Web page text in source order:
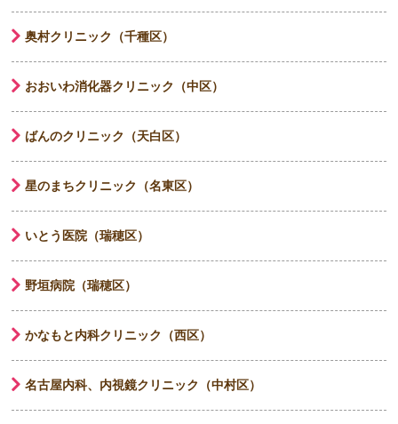
奥村クリニック（千種区）
おおいわ消化器クリニック（中区）
ばんのクリニック（天白区）
星のまちクリニック（名東区）
いとう医院（瑞穂区）
野垣病院（瑞穂区）
かなもと内科クリニック（西区）
名古屋内科、内視鏡クリニック（中村区）